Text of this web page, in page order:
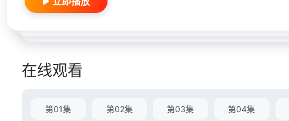
在线观看
第01集 第02集 第03集 第04集